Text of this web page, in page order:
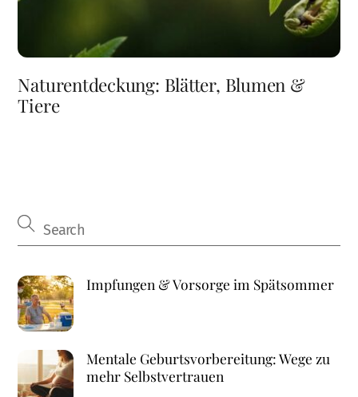
Naturentdeckung: Blätter, Blumen &
Tiere
Impfungen & Vorsorge im Spätsommer
Mentale Geburtsvorbereitung: Wege zu
mehr Selbstvertrauen